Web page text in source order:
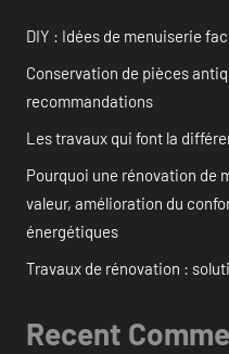
DIY : Idées de menuiserie
Conservation de pièces
recommandations
Les travaux qui font la
Pourquoi une rénovation de
valeur, amélioration du
énergétiques
Travaux de rénovation :
Recent